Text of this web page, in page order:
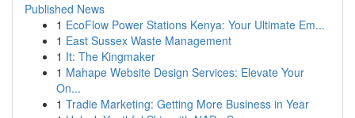
Published News
1 EcoFlow Power Stations Kenya: Your Ultimate Em...
1 East Sussex Waste Management
1 It: The Kingmaker
1 Mahape Website Design Services: Elevate Your
On...
1 Tradie Marketing: Getting More Business in Year